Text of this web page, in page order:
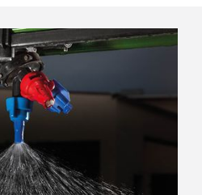
sekcji szerokości,
lub podczas
dzięki
znajduje się w
sposób eliminuje się